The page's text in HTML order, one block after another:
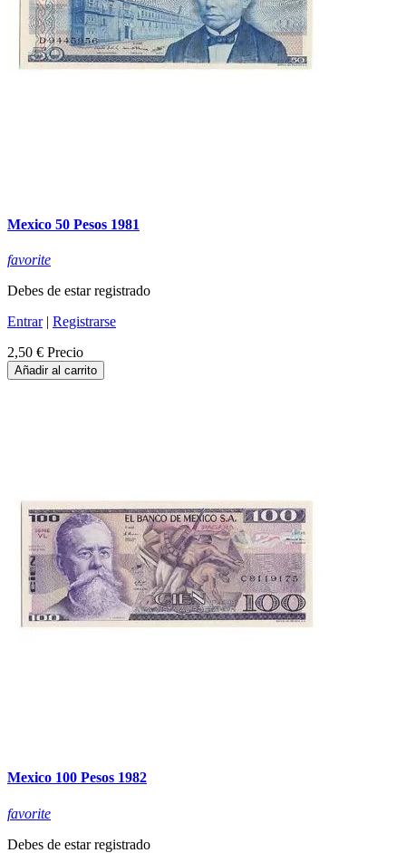
Mexico 50 Pesos 1981
favorite
Debes de estar registrado
Entrar| Registrarse
2,50 € Precio
Añadir al carrito
Mexico 100 Pesos 1982
favorite
Debes de estar registrado